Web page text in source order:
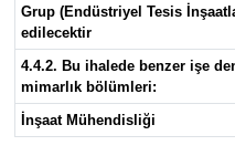
Grup (Endüstriyel Tesis
edilecektir
4.4.2. Bu ihalede benzer işe
mimarlık bölümleri:
İnşaat Mühendisliği